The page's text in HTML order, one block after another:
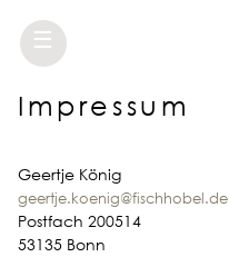
☰
Impressum
Geertje König
geertje.koenig@fischhobel.de
Postfach 200514
53135 Bonn